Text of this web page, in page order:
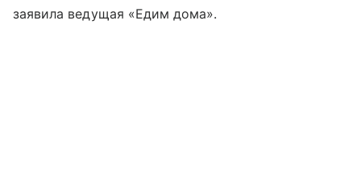
заявила ведущая «Едим дома».